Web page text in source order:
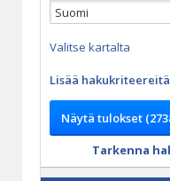
Valitse kartalta
Lisää hakukriteereitä
Tarkenna